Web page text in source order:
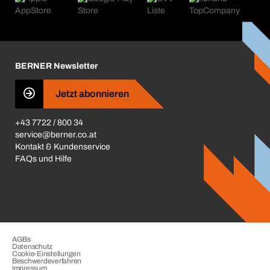
Kataloge & Broschüren
Presse
Business Conduct
BERNER Newsletter
Jetzt abonnieren
+43 7722 / 800 34
service@berner.co.at
Kontakt & Kundenservice
FAQs und Hilfe
AGBs
Datenschutz
Cookie-Einstellungen
Beschwerdeverfahren
Impressum